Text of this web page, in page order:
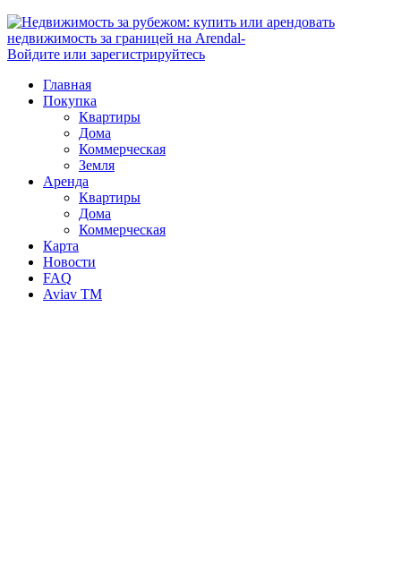
Войдите или зарегистрируйтесь
Главная
Покупка
Квартиры
Дома
Коммерческая
Земля
Аренда
Квартиры
Дома
Коммерческая
Карта
Новости
FAQ
Aviav TM